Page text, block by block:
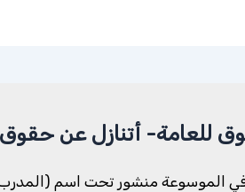
للعامة- أتنازل عن
الموسوعة منشور تحت اسم (المدرب